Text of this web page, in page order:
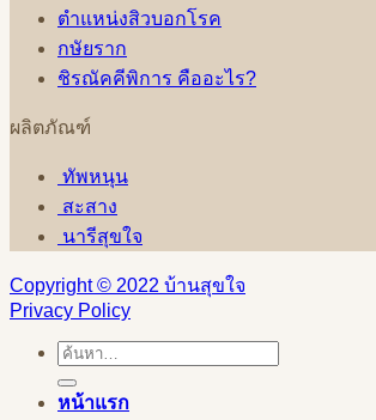
ตำแหน่งสิวบอกโรค
กษัยราก
ชิรณัคคีพิการ คืออะไร?
ผลิตภัณฑ์
ทัพหนุน
สะสาง
นารีสุขใจ
Copyright © 2022 บ้านสุขใจ
Privacy Policy
ค้นหา:
หน้าแรก